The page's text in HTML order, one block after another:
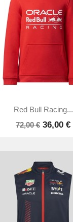
Red Bull Racing...
72,00 € 36,00 €